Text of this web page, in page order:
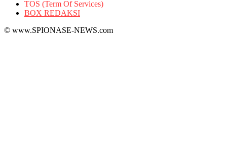
TOS (Term Of Services)
BOX REDAKSI
© www.SPIONASE-NEWS.com